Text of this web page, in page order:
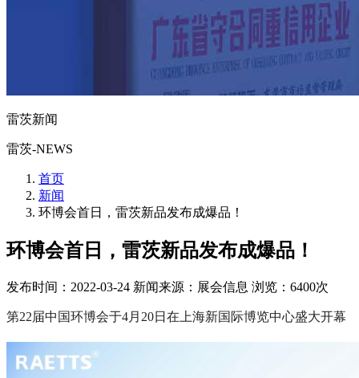
雷茨新闻
雷茨-NEWS
首页
新闻
环博会首日，雷茨新品发布成爆品！
环博会首日，雷茨新品发布成爆品！
发布时间：2022-03-24 新闻来源：展会信息 浏览：6400次
第22届中国环博会于4月20日在上海新国际博览中心盛大开幕